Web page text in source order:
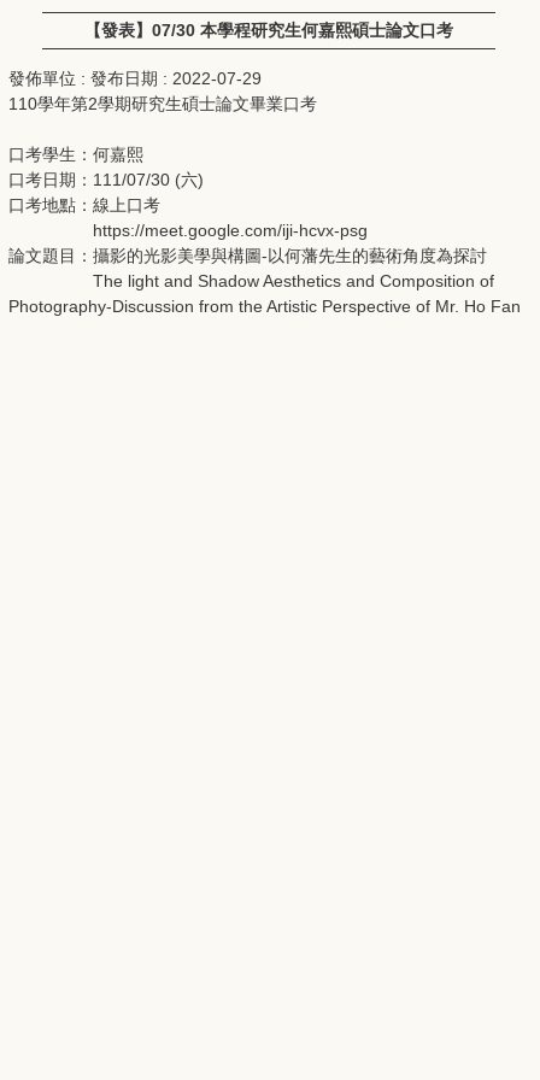
【發表】07/30 本學程研究生何嘉熙碩士論文口考
發佈單位 : 發布日期 : 2022-07-29
110學年第2學期研究生碩士論文畢業口考
口考學生：何嘉熙
口考日期：111/07/30 (六)
口考地點：線上口考
https://meet.google.com/iji-hcvx-psg
論文題目：攝影的光影美學與構圖-以何藩先生的藝術角度為探討
The light and Shadow Aesthetics and Composition of
Photography-Discussion from the Artistic Perspective of Mr. Ho Fan